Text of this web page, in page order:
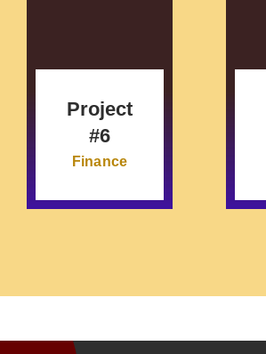
Project
#6
Finance